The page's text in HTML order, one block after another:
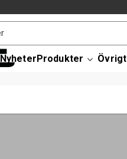
NyheterProdukter Övrigt